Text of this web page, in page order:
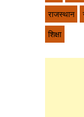
राजस्थान
शिक्षा